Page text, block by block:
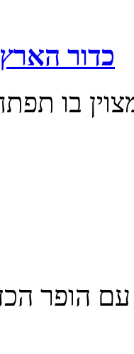
כדור